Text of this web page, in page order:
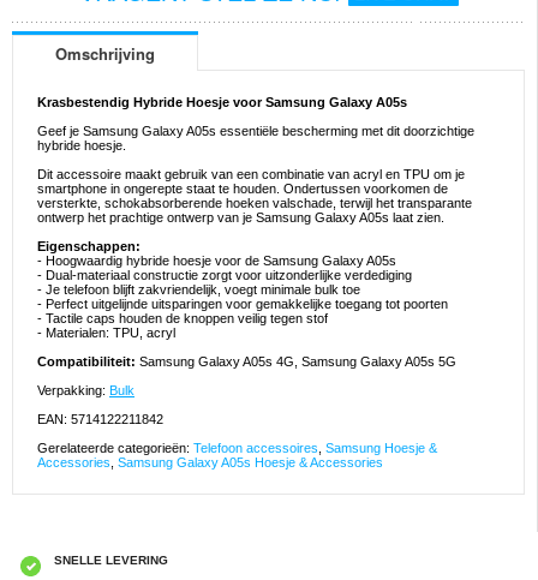
Omschrijving
Krasbestendig Hybride Hoesje voor Samsung Galaxy A05s
Geef je Samsung Galaxy A05s essentiële bescherming met dit doorzichtige
hybride hoesje.
Dit accessoire maakt gebruik van een combinatie van acryl en TPU om je
smartphone in ongerepte staat te houden. Ondertussen voorkomen de
versterkte, schokabsorberende hoeken valschade, terwijl het transparante
ontwerp het prachtige ontwerp van je Samsung Galaxy A05s laat zien.
Eigenschappen:
- Hoogwaardig hybride hoesje voor de Samsung Galaxy A05s
- Dual-materiaal constructie zorgt voor uitzonderlijke verdediging
- Je telefoon blijft zakvriendelijk, voegt minimale bulk toe
- Perfect uitgelijnde uitsparingen voor gemakkelijke toegang tot poorten
- Tactile caps houden de knoppen veilig tegen stof
- Materialen: TPU, acryl
Compatibiliteit: Samsung Galaxy A05s 4G, Samsung Galaxy A05s 5G
Verpakking: Bulk
EAN: 5714122211842
Gerelateerde categorieën: Telefoon accessoires Samsung Hoesje &
Accessories Samsung Galaxy A05s Hoesje & Accessories
SNELLE LEVERING